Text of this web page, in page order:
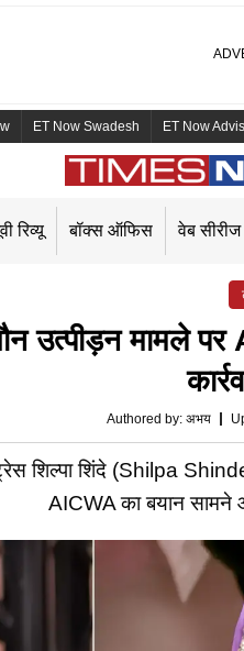
ET Now Swadesh ET Now
रिव्यू बॉक्स ऑफिस वेब सीरीज
उत्पीड़न मामले पर
Authored by: अभय
शिंदे (Shilpa
AICWA का बयान सामने